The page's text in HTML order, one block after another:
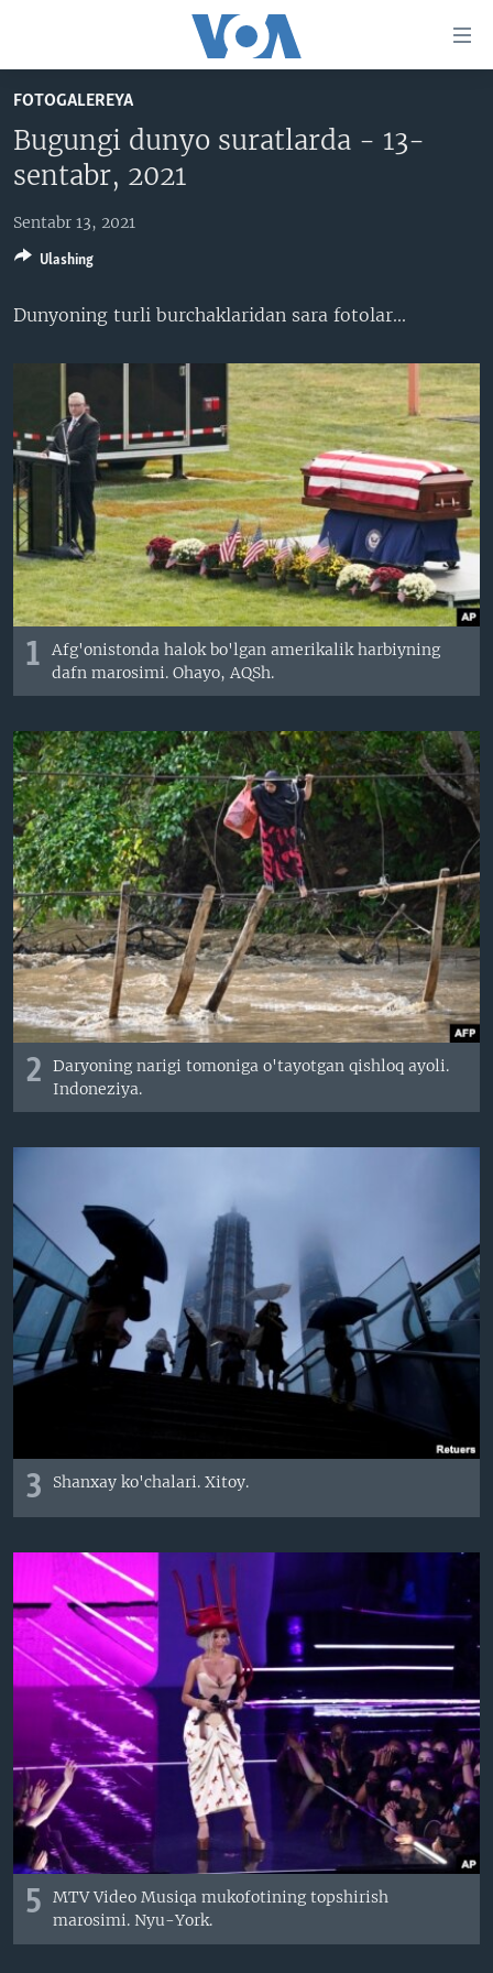
boring
Boshiga
Qidiruvga
o'ting
AMERIKA
MARKAZIY OSIYO
XALQARO
MULTIMEDIA
XALQARO HAYOT
VASHINGTON CHOYXONASI
MOBIL-SALOM!
VIDEO
XABARLAR SURATLARDA
FACEBOOK
YOUTUBE
INSTAGRAM
ODNOKLASSNIKI
TELEGRAM
TWITTER
SOUNDCLOUD
INGLIZ TILI DARSLARI
EDITORIAL
Learning English
VOA
FOTOGALEREYA
Bugungi dunyo suratlarda - 13-
sentabr, 2021
Sentabr 13, 2021
Dunyoning turli burchaklaridan sara fotolar​...​
1
Afg'onistonda halok bo'lgan amerikalik harbiyning
dafn marosimi. Ohayo, AQSh.
2
Daryoning narigi tomoniga o'tayotgan qishloq ayoli.
Indoneziya.
3 Shanxay ko'chalari. Xitoy.
5
MTV Video Musiqa mukofotining topshirish
marosimi. Nyu-York.
Ulashing